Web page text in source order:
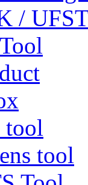
/
tool
tool